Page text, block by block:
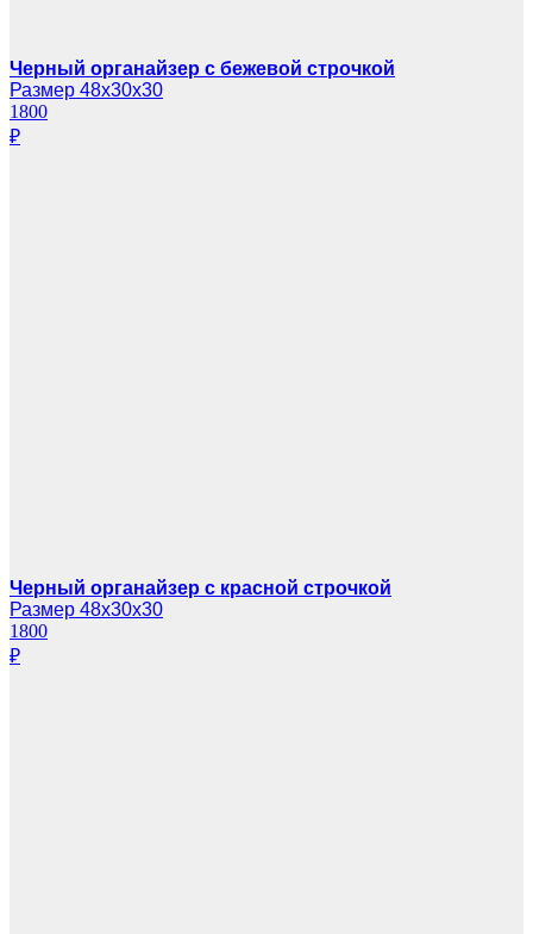
Черный органайзер с бежевой строчкой
Размер 48х30х30
1800
₽
Черный органайзер с красной строчкой
Размер 48х30х30
1800
₽